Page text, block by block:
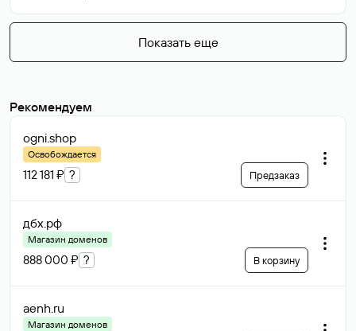
Показать еще
Рекомендуем
ogni.shop
Освобождается
112 181 ₽ ? Предзаказ
дбх.рф
Магазин доменов
888 000 ₽ ? В корзину
aenh.ru
Магазин доменов